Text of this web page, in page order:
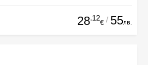
28.12
€ / 55лв.